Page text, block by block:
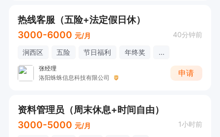
热线客服（五险+法定假日休）
3000-6000 元/月 40分钟前
涧西区 五险 节日福利 年终奖 ...
张经理
洛阳蛛蛛信息科技有限公司
申请
资料管理员（周末休息+时间自由）
3000-5000 元/月 1小时前